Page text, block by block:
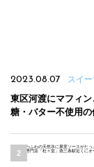
2023.08.07 スイー
東区河渡にマフィ
糖・バター不使用